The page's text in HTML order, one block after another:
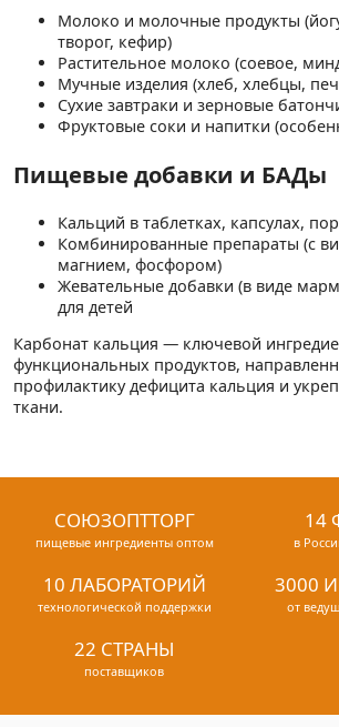
Молоко и молочные продукты
творог, кефир)
Растительное молоко (соевое,
Мучные изделия (хлеб, хлебцы,
Сухие завтраки и зерновые
Фруктовые соки и напитки
Пищевые добавки и БАДы
Кальций в таблетках, капсулах,
Комбинированные препараты (с
магнием, фосфором)
Жевательные добавки (в виде
для детей
Карбонат кальция — ключевой
функциональных продуктов,
профилактику дефицита кальция и
ткани.
СОЮЗОПТТОРГ
пищевые ингредиенты оптом
14
в
10 ЛАБОРАТОРИЙ
технологической поддержки
3000
от
22 СТРАНЫ
поставщиков